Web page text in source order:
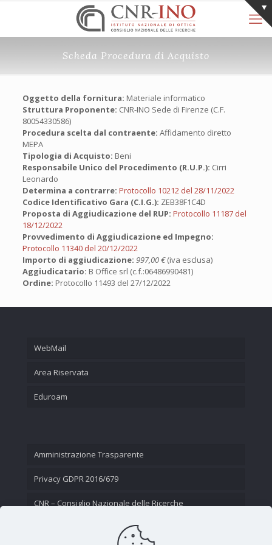
Scheda Procedura di Acquisto
Oggetto della fornitura: Materiale informatico
Struttura Proponente: CNR-INO Sede di Firenze (C.F.
80054330586)
Procedura scelta dal contraente: Affidamento diretto
MEPA
Tipologia di Acquisto: Beni
Responsabile Unico del Procedimento (R.U.P.): Cirri
Leonardo
Determina a contrarre: Protocollo 10212 del 28/11/2022
Codice Identificativo Gara (C.I.G.): ZEB38F1C4D
Proposta di Aggiudicazione del RUP: Protocollo 11187 del
18/12/2022
Provvedimento di Aggiudicazione ed Impegno:
Protocollo 11340 del 20/12/2022
Importo di aggiudicazione: 997,00 €(iva esclusa)
Aggiudicatario: B Office srl (c.f.:06486990481)
Ordine: Protocollo 11493 del 27/12/2022
WebMail
Area Riservata
Eduroam
Amministrazione Trasparente
Privacy GDPR 2016/679
CNR – Consiglio Nazionale delle Ricerche